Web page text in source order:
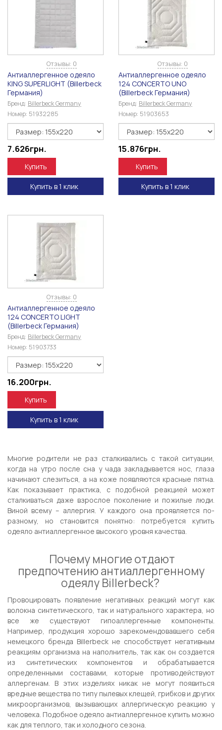
Отзывы: 0
Антиаллергенное одеяло
KING SUPERLIGHT (Billerbeck
Германия)
Бренд: Billerbeck Germany
Номер: 51932285
7.626грн.
Купить
Купить в 1 клик
Отзывы: 0
Антиаллергенное одеяло
124 CONCERTO UNO
(Billerbeck Германия)
Бренд: Billerbeck Germany
Номер: 51903653
15.876грн.
Купить
Купить в 1 клик
Отзывы: 0
Антиаллергенное одеяло
124 CONCERTO LIGHT
(Billerbeck Германия)
Бренд: Billerbeck Germany
Номер: 51903733
16.200грн.
Купить
Купить в 1 клик
Многие родители не раз сталкивались с такой ситуации,
когда на утро после сна у чада закладывается нос, глаза
начинают слезиться, а на коже появляются красные пятна.
Как показывает практика, с подобной реакцией может
сталкиваться даже взрослое поколение и пожилые люди.
Виной всему – аллергия. У каждого она проявляется по-
разному, но становится понятно: потребуется купить
одеяло антиаллергенное высокого уровня качества.
Почему многие отдают
предпочтению антиаллергенному
одеялу Billerbeck?
Провоцировать появление негативных реакций могут как
волокна синтетического, так и натурального характера, но
все же существуют гипоаллергенные компоненты.
Например, продукция хорошо зарекомендовавшего себя
немецкого бренда Billerbeck не способствует негативным
реакциям организма на наполнитель, так как он создается
из синтетических компонентов и обрабатывается
определенными составами, которые противодействуют
аллергенам. В этих изделиях никак не могут появиться
вредные вещества по типу пылевых клещей, грибков и других
микроорганизмов, вызывающих аллергическую реакцию у
человека. Подобное одеяло антиаллергенное купить можно
как для теплого, так и холодного сезона.